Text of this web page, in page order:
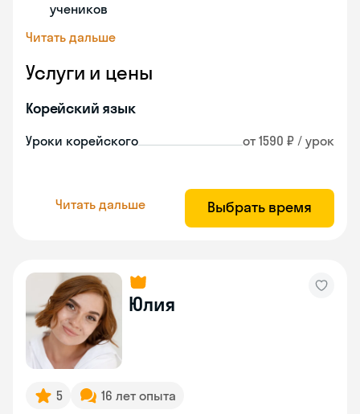
учеников
Читать дальше
Услуги и цены
Корейский язык
Уроки корейского от 1590 ₽ / урок
Читать дальше Выбрать время
Юлия
5 16 лет опыта